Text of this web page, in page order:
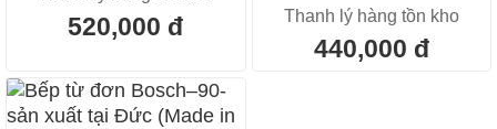
520,000 đ Thanh lý hàng tồn kho
440,000 đ